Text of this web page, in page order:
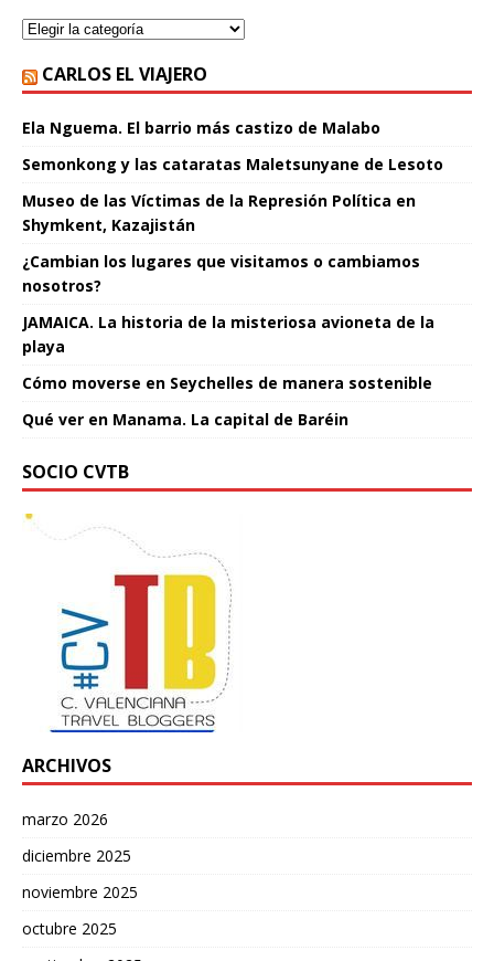
CARLOS EL VIAJERO
Ela Nguema. El barrio más castizo de Malabo
Semonkong y las cataratas Maletsunyane de Lesoto
Museo de las Víctimas de la Represión Política en
Shymkent, Kazajistán
¿Cambian los lugares que visitamos o cambiamos
nosotros?
JAMAICA. La historia de la misteriosa avioneta de la
playa
Cómo moverse en Seychelles de manera sostenible
Qué ver en Manama. La capital de Baréin
SOCIO CVTB
ARCHIVOS
marzo 2026
diciembre 2025
noviembre 2025
octubre 2025